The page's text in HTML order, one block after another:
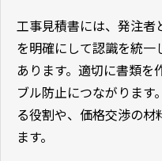
工事見積書には、発注者
を明確にして認識を統
あります。適切に書類を
ブル防止につながります
る役割や、価格交渉の
ます。